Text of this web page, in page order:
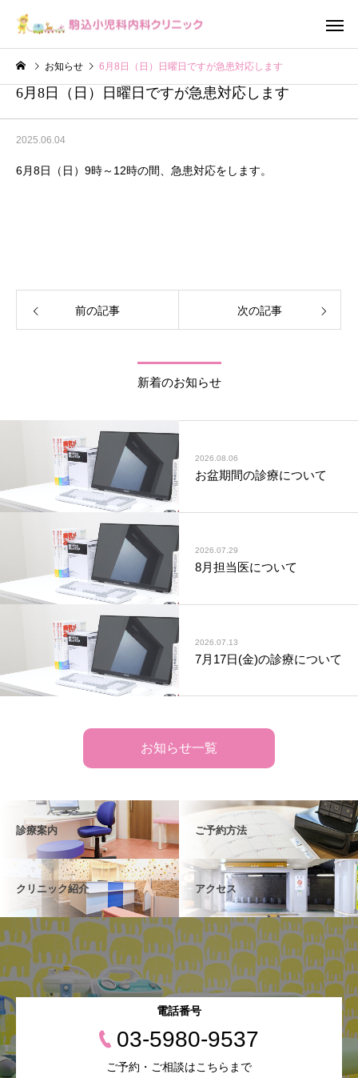
お知らせ 6月8日（日）日曜日ですが急患対応します
6月8日（日）日曜日ですが急患対応します
2025.06.04
6月8日（日）9時～12時の間、急患対応をします。
前の記事 次の記事
新着のお知らせ
2026.08.06
お盆期間の診療について
2026.07.29
8月担当医について
2026.07.13
7月17日(金)の診療について
お知らせ一覧
診療案内 ご予約方法
クリニック紹介 アクセス
電話番号
03-5980-9537
ご予約・ご相談はこちらまで